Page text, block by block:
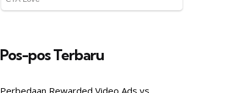
Pos-pos Terbaru
Perbedaan Rewarded Video Ads vs